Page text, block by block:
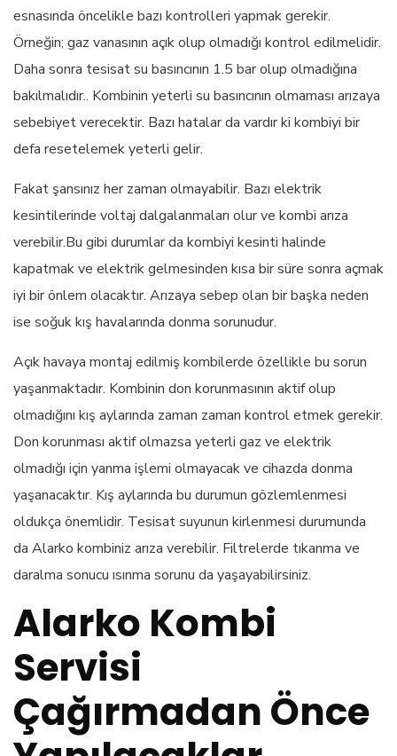
esnasında öncelikle bazı kontrolleri yapmak gerekir.
Örneğin; gaz vanasının açık olup olmadığı kontrol edilmelidir.
Daha sonra tesisat su basıncının 1.5 bar olup olmadığına
bakılmalıdır.. Kombinin yeterli su basıncının olmaması arızaya
sebebiyet verecektir. Bazı hatalar da vardır ki kombiyi bir
defa resetelemek yeterli gelir.
Fakat şansınız her zaman olmayabilir. Bazı elektrik
kesintilerinde voltaj dalgalanmaları olur ve kombi arıza
verebilir.Bu gibi durumlar da kombiyi kesinti halinde
kapatmak ve elektrik gelmesinden kısa bir süre sonra açmak
iyi bir önlem olacaktır. Arızaya sebep olan bir başka neden
ise soğuk kış havalarında donma sorunudur.
Açık havaya montaj edilmiş kombilerde özellikle bu sorun
yaşanmaktadır. Kombinin don korunmasının aktif olup
olmadığını kış aylarında zaman zaman kontrol etmek gerekir.
Don korunması aktif olmazsa yeterli gaz ve elektrik
olmadığı için yanma işlemi olmayacak ve cihazda donma
yaşanacaktır. Kış aylarında bu durumun gözlemlenmesi
oldukça önemlidir. Tesisat suyunun kirlenmesi durumunda
da Alarko kombiniz arıza verebilir. Filtrelerde tıkanma ve
daralma sonucu ısınma sorunu da yaşayabilirsiniz.
Alarko Kombi
Servisi
Çağırmadan Önce